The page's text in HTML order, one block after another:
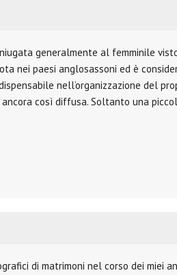
generalmente al femminile
nei paesi anglosassoni ed è
nell’organizzazione del
così diffusa. Soltanto una
di matrimoni nel corso dei miei